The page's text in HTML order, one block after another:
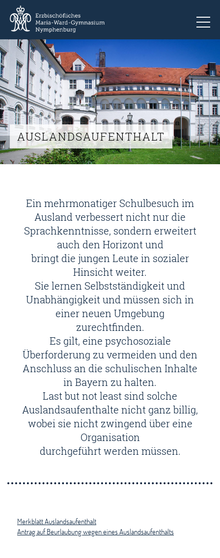
AUSLANDSAUFENTHALT
Ein mehrmonatiger Schulbesuch im
Ausland verbessert nicht nur die
Sprachkenntnisse, sondern erweitert
auch den Horizont und
bringt die jungen Leute in sozialer
Hinsicht weiter.
Sie lernen Selbstständigkeit und
Unabhängigkeit und müssen sich in
einer neuen Umgebung
zurechtfinden.
Es gilt, eine psychosoziale
Überforderung zu vermeiden und den
Anschluss an die schulischen Inhalte
in Bayern zu halten.
Last but not least sind solche
Auslandsaufenthalte nicht ganz billig,
wobei sie nicht zwingend über eine
Organisation
durchgeführt werden müssen.
Merkblatt Auslandsaufenthalt
Antrag auf Beurlaubung wegen eines Auslandsaufenthalts